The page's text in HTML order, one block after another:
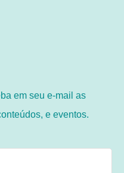
em seu e-mail as
e eventos.